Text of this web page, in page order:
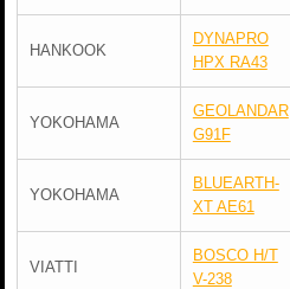
HANKOOK
DYNAPRO
HPX RA43
YOKOHAMA
GEOLANDAR
G91F
YOKOHAMA
BLUEARTH-
XT AE61
VIATTI
BOSCO H/T
V-238